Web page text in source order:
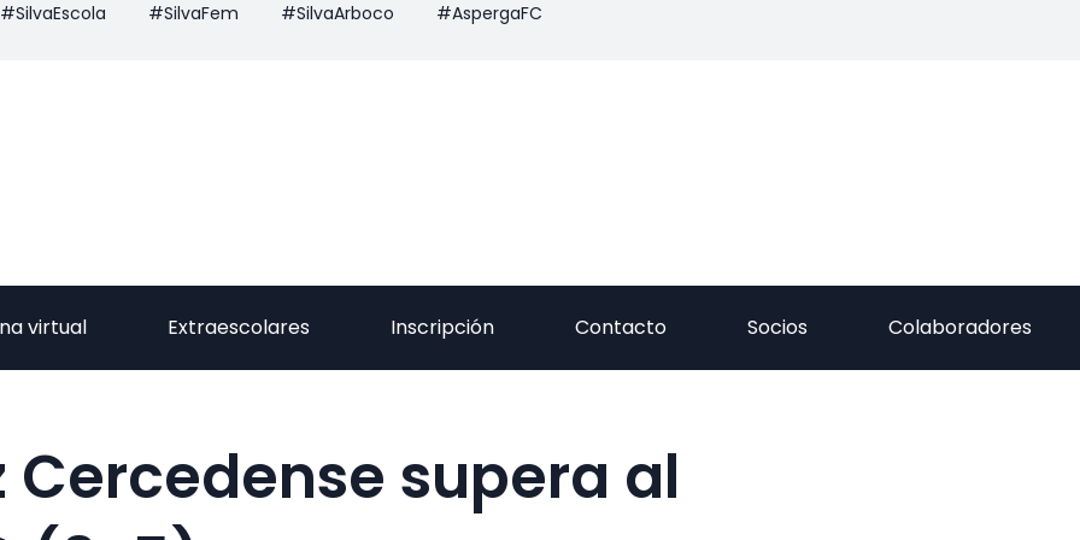
#SilvaEscola #SilvaFem #SilvaArboco #AspergaFC
virtual Extraescolares Inscripción Contacto Socios Colaboradores
Cercedense supera al